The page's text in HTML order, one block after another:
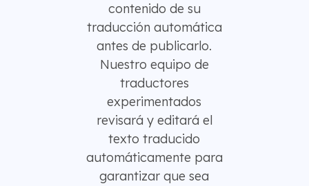
contenido de su
traducción automática
antes de publicarlo.
Nuestro equipo de
traductores
experimentados
revisará y editará el
texto traducido
automáticamente para
garantizar que sea